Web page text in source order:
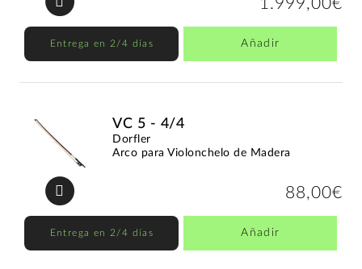
1.999,00€
Entrega en 2/4 días Añadir
VC 5 - 4/4
Dorfler
Arco para Violonchelo de Madera
88,00€
Entrega en 2/4 días Añadir